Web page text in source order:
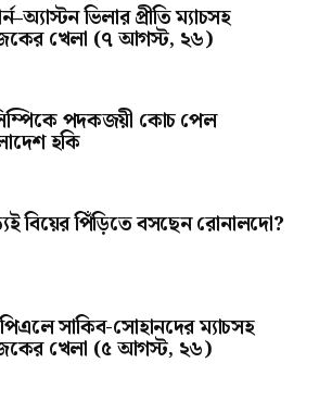
ভিলার প্রীতি ম্যাচসহ
খেলা (৭ আগস্ট, ২৬)
পদকজয়ী কোচ পেল
হকি
বিয়ের পিঁড়িতে বসছেন রোনালদো?
সাকিব-সোহানদের ম্যাচসহ
খেলা (৫ আগস্ট, ২৬)